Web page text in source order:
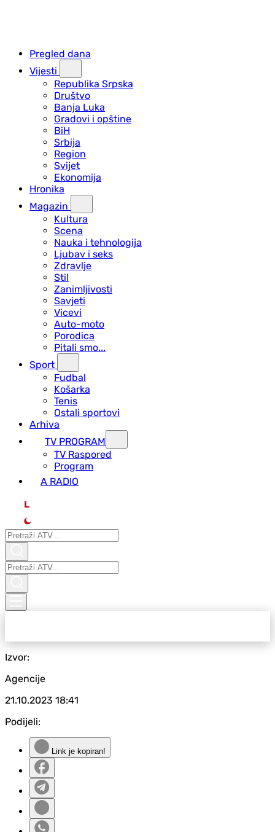
Pregled dana
Vijesti
Republika Srpska
Društvo
Banja Luka
Gradovi i opštine
BiH
Srbija
Region
Svijet
Ekonomija
Hronika
Magazin
Kultura
Scena
Nauka i tehnologija
Ljubav i seks
Zdravlje
Stil
Zanimljivosti
Savjeti
Vicevi
Auto-moto
Porodica
Pitali smo...
Sport
Fudbal
Košarka
Tenis
Ostali sportovi
Arhiva
TV PROGRAM
ТV Raspored
Program
A RADIO
L
Izvor:
Agencije
21.10.2023 18:41
Podijeli:
Link je kopiran!